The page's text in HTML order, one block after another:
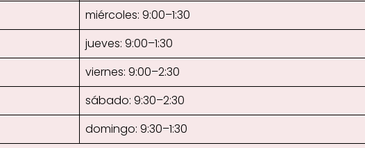
miércoles: 9:00–1:30
jueves: 9:00–1:30
viernes: 9:00–2:30
sábado: 9:30–2:30
domingo: 9:30–1:30